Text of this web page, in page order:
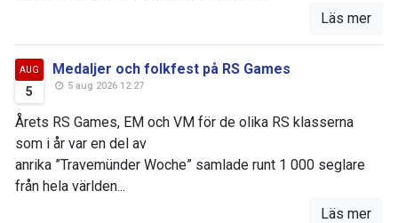
Läs mer
AUG
5
Medaljer och folkfest på RS Games
5 aug 2026 12:27
Årets RS Games, EM och VM för de olika RS klasserna
som i år var en del av
anrika ”Travemünder Woche” samlade runt 1 000 seglare
från hela världen...
Läs mer